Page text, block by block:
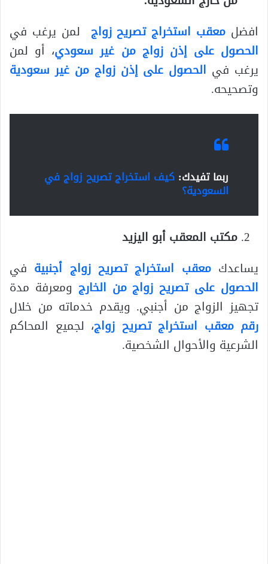
افضل معقب استخراج تصريح زواج لمن يرغب في
الحصول على إذن زواج من غير سعودي، أو لمن
يرغب في الحصول على إذن زواج من غير سعودية
وتصحيحه.
ربما تفيدك: كيف استخراج تصريح زواج في
السعودية؟
مكتب المعقب أبو اليزيد
يساعدكمعقب استخراج تصريح زواج أجنبية في
الحصول على تصريح زواج من الخارج ومعرفة مدة
تجهيز الزواج من أجنبي. ويقدم خدماته من خلال
رقم معقب استخراج تصريح زواج، لجميع المحاكم
الشرعية والأحوال الشخصية.